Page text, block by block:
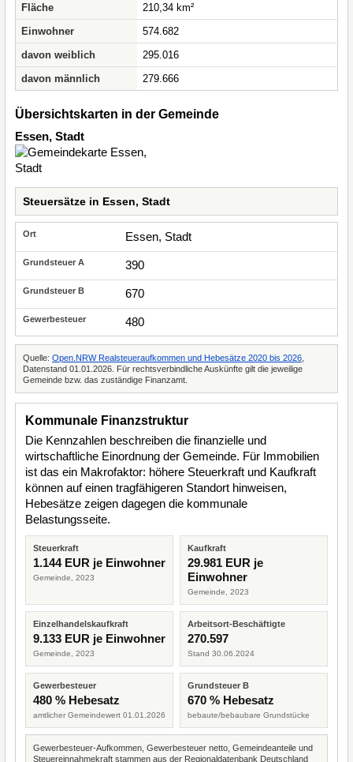
Fläche
210,34 km²
Einwohner
574.682
davon weiblich
295.016
davon männlich
279.666
Übersichtskarten in der Gemeinde
Essen, Stadt
Steuersätze in Essen, Stadt
Essen, Stadt
390
670
480
Quelle: Open.NRW Realsteueraufkommen und Hebesätze 2020 bis 2026
Datenstand 01.01.2026. Für rechtsverbindliche Auskünfte gilt die jeweilige
Gemeinde bzw. das zuständige Finanzamt.
Kommunale Finanzstruktur
Die Kennzahlen beschreiben die finanzielle und
wirtschaftliche Einordnung der Gemeinde. Für Immobilien
ist das ein Makrofaktor: höhere Steuerkraft und Kaufkraft
können auf einen tragfähigeren Standort hinweisen,
Hebesätze zeigen dagegen die kommunale
Belastungsseite.
Steuerkraft
1.144 EUR je Einwohner
Gemeinde, 2023
Kaufkraft
29.981 EUR je
Einwohner
Gemeinde, 2023
Einzelhandelskaufkraft
9.133 EUR je Einwohner
Gemeinde, 2023
Arbeitsort-Beschäftigte
270.597
Stand 30.06.2024
Gewerbesteuer
480 % Hebesatz
amtlicher Gemeindewert 01.01.2026
Grundsteuer B
670 % Hebesatz
bebaute/bebaubare Grundstücke
Gewerbesteuer-Aufkommen, Gewerbesteuer netto, Gemeindeanteile und
Steuereinnahmekraft stammen aus der Regionaldatenbank Deutschland